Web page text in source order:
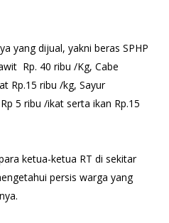
yang dijual, yakni beras SPHP
Rp. 40 ribu /Kg, Cabe
Rp.15 ribu /kg, Sayur
5 ribu /ikat serta ikan Rp.15
ketua-ketua RT di sekitar
persis warga yang